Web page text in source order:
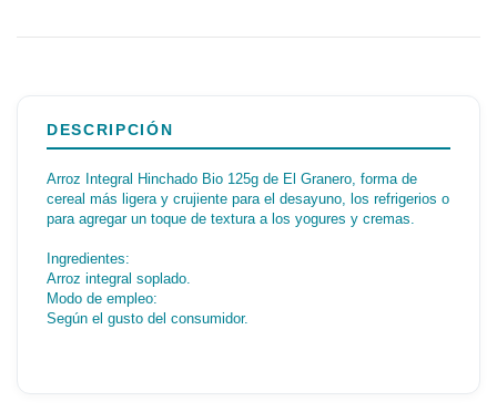
DESCRIPCIÓN
Arroz Integral Hinchado Bio 125g de El Granero, forma de
cereal más ligera y crujiente para el desayuno, los refrigerios o
para agregar un toque de textura a los yogures y cremas.
Ingredientes:
Arroz integral soplado.
Modo de empleo:
Según el gusto del consumidor.